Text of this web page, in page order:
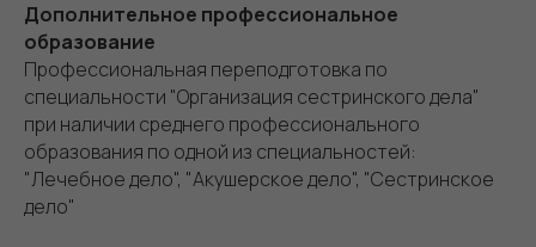
Дополнительное профессиональное
образование
Профессиональная переподготовка по
специальности "Организация сестринского дела"
при наличии среднего профессионального
образования по одной из специальностей:
"Лечебное дело", "Акушерское дело", "Сестринское
дело"